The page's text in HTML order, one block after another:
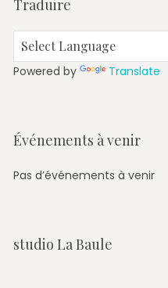
Traduire
Powered by Translate
Événements à venir
Pas d’événements à venir
studio La Baule